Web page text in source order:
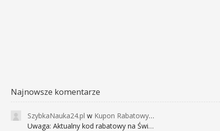
Najnowsze komentarze
SzybkaNauka24.pl w Kupon Rabatowy na Kurs Angielskiego dla Dzieci - FunEnglish
Uwaga: Aktualny kod rabatowy na Święta (